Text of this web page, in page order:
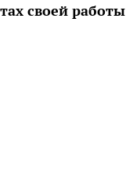
своей работы